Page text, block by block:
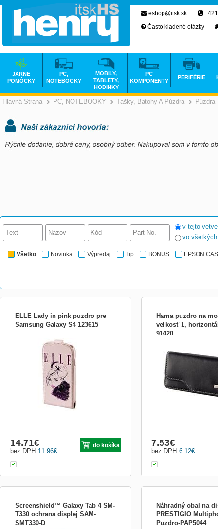
Hlavná Strana >
PC, NOTEBOOKY >
Tašky, Batohy A Púzdra Púzdra
v tejto vetve
vo
Všetko Novinka Výpredaj Tip BONUS EPSON
ELLE Lady in pink puzdro pre
Samsung Galaxy S4 123615
- vyklápacie - rýchly prístup k telefónu -
magnetický uzáver - plastový obvodový
rámček pre maximálnu ochranu zariadenia
- materiál: umelá koža Parametry: Značka
ELLE Materiál Imitácia kože Typ uzáveru
Zatváranie na magnet Farba Ružová Séria
11.96€
bez DPH
14.71€ do košíka
Hama puzdro na
veľkosť 1,
91420
prevedenie - zapínanie
potiahnutý klip na
farba čierna Parametry:
Materiál Imitácia kože
6.12€
bez DPH
7.53€
Screenshield™ Galaxy Tab 4 SM-
T330 ochrana displej SAM-
SMT330-D
Náhradný obal na
PRESTIGIO
Puzdro-PAP5044
eshop@itsk.sk
Často kladené otázky
JARNÉ
POMÔCKY
PC,
NOTEBOOKY
MOBILY,
TABLETY,
HODINKY
PC
KOMPONENTY
PERIFÉRIE